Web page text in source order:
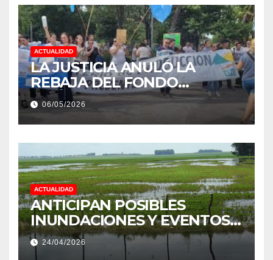
ACTUALIDAD
LA JUSTICIA ANULÓ LA
REBAJA DEL FONDO
ESTÍMULO A EMPLEADOS DE
PRODUCCIÓN DE LA
PROVINCIA DEL CHACO
06/05/2026
ACTUALIDAD
ANTICIPAN POSIBLES
INUNDACIONES Y EVENTOS
EXTREMOS: “PODRÍA SER UN
NIÑO MUY IMPORTANTE”
24/04/2026